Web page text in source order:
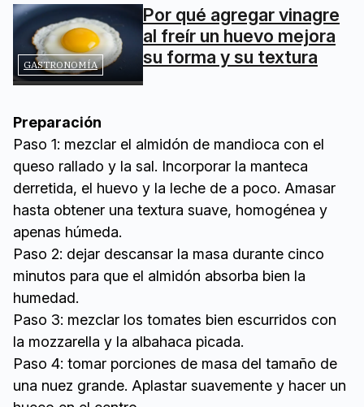
GASTRONOMÍA
Por qué agregar vinagre
al freír un huevo mejora
su forma y su textura
Preparación
Paso 1: mezclar el almidón de mandioca con el
queso rallado y la sal. Incorporar la manteca
derretida, el huevo y la leche de a poco. Amasar
hasta obtener una textura suave, homogénea y
apenas húmeda.
Paso 2: dejar descansar la masa durante cinco
minutos para que el almidón absorba bien la
humedad.
Paso 3: mezclar los tomates bien escurridos con
la mozzarella y la albahaca picada.
Paso 4: tomar porciones de masa del tamaño de
una nuez grande. Aplastar suavemente y hacer un